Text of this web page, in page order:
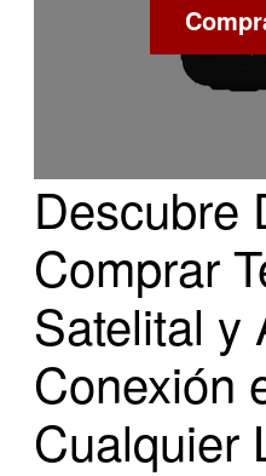
Descubre
Comprar
Satelital y
Conexión
Cualquier